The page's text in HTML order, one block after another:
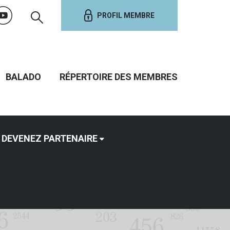
PROFIL MEMBRE
BALADO RÉPERTOIRE DES MEMBRES
DEVENEZ PARTENAIRE